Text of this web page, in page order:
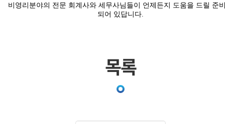
비영리분야의 전문 회계사와 세무사님들이 언제든지 도움을 드릴 준
되어 있답니다.
목록